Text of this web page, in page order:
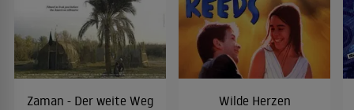
Zaman - Der weite Weg
Wilde Herzen